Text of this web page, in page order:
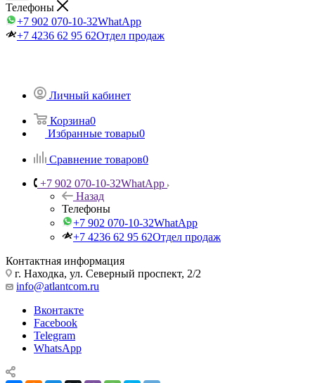
Телефоны
+7 902 070-10-32WhatApp
+7 4236 62 95 62Отдел продаж
Личный кабинет
Корзина0
Избранные товары0
Сравнение товаров0
+7 902 070-10-32WhatApp
Назад
Телефоны
+7 902 070-10-32WhatApp
+7 4236 62 95 62Отдел продаж
Контактная информация
г. Находка, ул. Северный проспект, 2/2
info@atlantcom.ru
Вконтакте
Facebook
Telegram
WhatsApp